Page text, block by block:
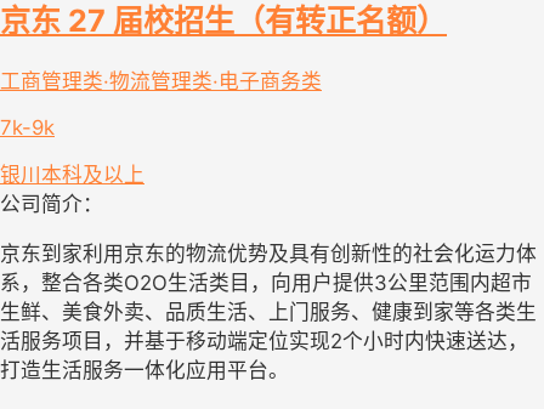
京东 27 届校招生（有转正名额）
工商管理类·物流管理类·电子商务类
7k-9k
银川 本科及以上
公司简介：
京东到家利用京东的物流优势及具有创新性的社会化运力体
系，整合各类O2O生活类目，向用户提供3公里范围内超市
生鲜、美食外卖、品质生活、上门服务、健康到家等各类生
活服务项目，并基于移动端定位实现2个小时内快速送达，
打造生活服务一体化应用平台。